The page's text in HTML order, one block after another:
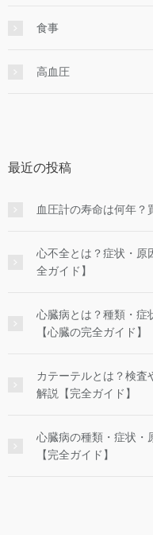
食事
高血圧
最近の投稿
血圧計の寿命は何年？
心不全とは？症状・原
全ガイド】
心臓病とは？種類・症
【心臓の完全ガイド】
カテーテルとは？検査
解説【完全ガイド】
心臓病の種類・症状・
【完全ガイド】